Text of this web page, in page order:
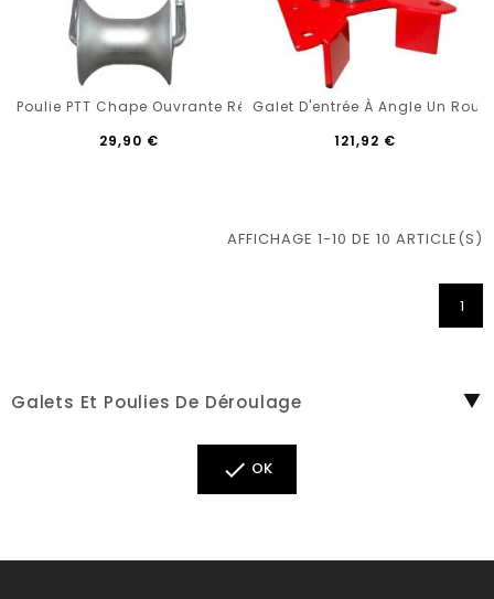
Poulie PTT Chape Ouvrante Réa ACIER Passage 50 Mm
29,90 €
Galet D'entrée À Angle Un
121,92 €
AFFICHAGE 1-10 DE 10 ARTICLE(S)
1
Galets Et Poulies De Déroulage
 OK